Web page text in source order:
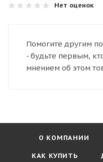
Нет оценок
Помогите другим
- будьте первым,
мнением об этом
О КОМПАНИИ
КАК КУПИТЬ